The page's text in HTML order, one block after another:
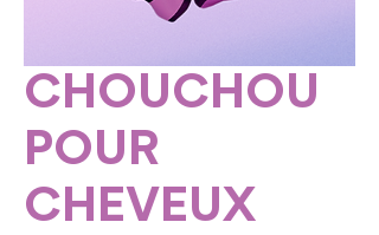
CHOUCHOU
POUR
CHEVEUX